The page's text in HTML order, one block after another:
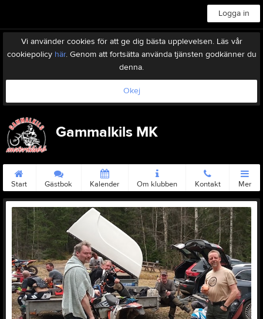
Logga in
Vi använder cookies för att ge dig bästa upplevelsen. Läs vår
cookiepolicy här. Genom att fortsätta använda tjänsten godkänner du
denna.
Okej
Gammalkils MK
Start Gästbok Kalender Om klubben Kontakt Mer